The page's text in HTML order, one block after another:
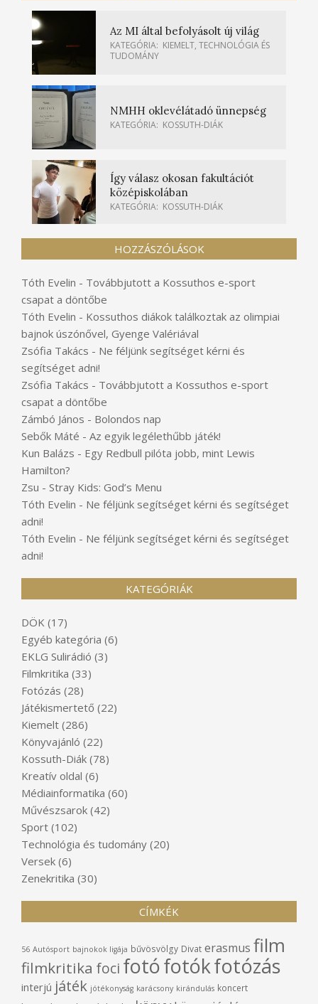
Az MI által befolyásolt új világ
KATEGÓRIA: KIEMELT, TECHNOLÓGIA ÉS
TUDOMÁNY
NMHH oklevélátadó ünnepség
KATEGÓRIA: KOSSUTH-DIÁK
Így válasz okosan fakultációt
középiskolában
KATEGÓRIA: KOSSUTH-DIÁK
HOZZÁSZÓLÁSOK
Tóth Evelin - Továbbjutott a Kossuthos e-sport
csapat a döntőbe
Tóth Evelin - Kossuthos diákok találkoztak az olimpiai
bajnok úszónővel, Gyenge Valériával
Zsófia Takács - Ne féljünk segítséget kérni és
segítséget adni!
Zsófia Takács - Továbbjutott a Kossuthos e-sport
csapat a döntőbe
Zámbó János - Bolondos nap
Sebők Máté - Az egyik legélethűbb játék!
Kun Balázs - Egy Redbull pilóta jobb, mint Lewis
Hamilton?
Zsu - Stray Kids: God’s Menu
Tóth Evelin - Ne féljünk segítséget kérni és segítséget
adni!
Tóth Evelin - Ne féljünk segítséget kérni és segítséget
adni!
KATEGÓRIÁK
DÖK (17)
Egyéb kategória (6)
EKLG Sulirádió (3)
Filmkritika (33)
Fotózás (28)
Játékismertető (22)
Kiemelt (286)
Könyvajánló (22)
Kossuth-Diák (78)
Kreatív oldal (6)
Médiainformatika (60)
Művészsarok (42)
Sport (102)
Technológia és tudomány (20)
Versek (6)
Zenekritika (30)
CÍMKÉK
56 Autósport bajnokok ligája bűvösvölgy Divat erasmus film
filmkritika foci fotófotókfotózás
interjú játék jótékonyság karácsony kirándulás koncert